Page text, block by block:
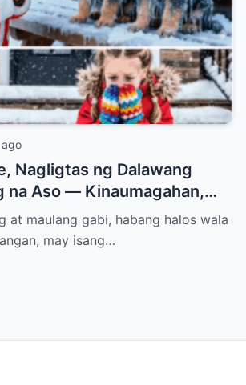
Nagligtas ng Dalawang
na Aso — Kinaumagahan,
ang Bahay Nila
at maulang gabi, habang halos wala
may isang…